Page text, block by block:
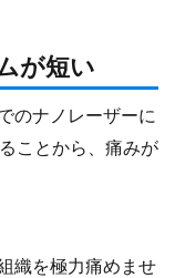
が短い
のナノレーザーに
ことから、痛みが
織を極力痛めませ